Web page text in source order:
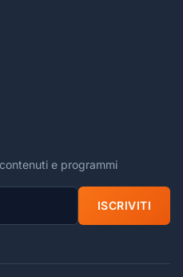
e programmi
ISCRIVITI